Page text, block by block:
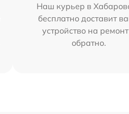
Наш курьер в
бесплатно доставит
устройство на
обратно.